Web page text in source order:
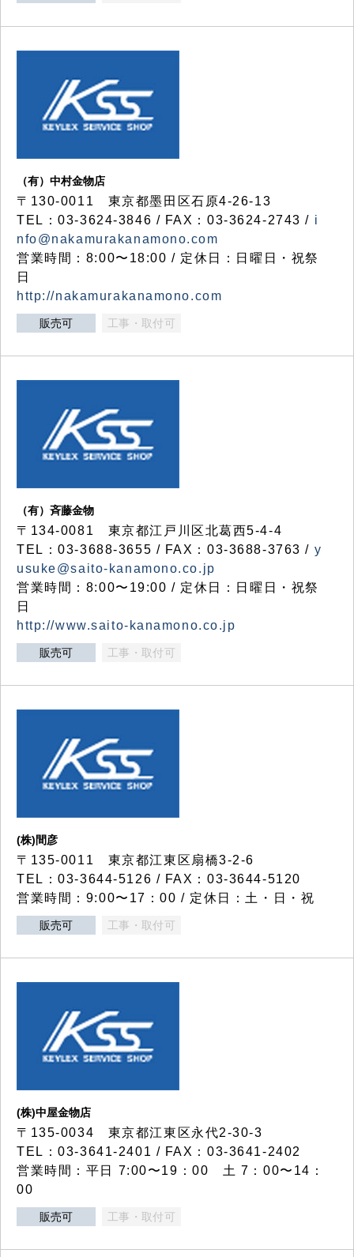
（有）中村金物店
〒130-0011 東京都墨田区石原4-26-13
TEL：03-3624-3846 / FAX：03-3624-2743 / i
nfo@nakamurakanamono.com
営業時間：8:00〜18:00 / 定休日：日曜日・祝祭
日
http://nakamurakanamono.com
販売可 工事・取付可
（有）斉藤金物
〒134-0081 東京都江戸川区北葛西5-4-4
TEL：03-3688-3655 / FAX：03-3688-3763 / y
usuke@saito-kanamono.co.jp
営業時間：8:00〜19:00 / 定休日：日曜日・祝祭
日
http://www.saito-kanamono.co.jp
販売可 工事・取付可
(株)間彦
〒135-0011 東京都江東区扇橋3-2-6
TEL：03-3644-5126 / FAX：03-3644-5120
営業時間：9:00〜17：00 / 定休日：土・日・祝
販売可 工事・取付可
(株)中屋金物店
〒135-0034 東京都江東区永代2-30-3
TEL：03-3641-2401 / FAX：03-3641-2402
営業時間：平日 7:00〜19：00 土 7：00〜14：
00
販売可 工事・取付可